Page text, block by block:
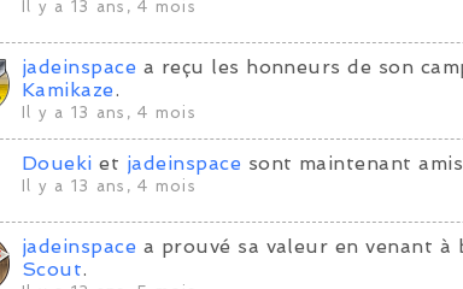
Il y a 13 ans, 4 mois
jadeinspace a reçu les honneurs de son
Kamikaze.
Il y a 13 ans, 4 mois
Doueki et jadeinspace sont maintenant
Il y a 13 ans, 4 mois
jadeinspace a prouvé sa valeur en venant à
Scout.